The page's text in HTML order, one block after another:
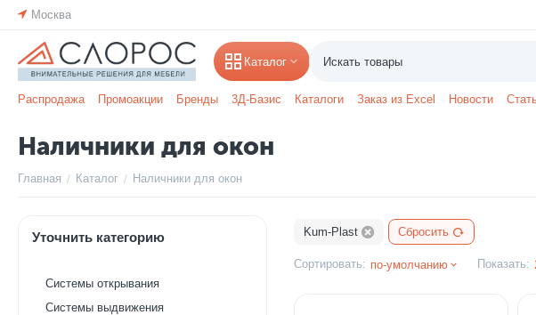
Москва
Каталог
Распродажа Промоакции Бренды 3Д-Базис Каталоги Заказ из Excel Новости
Наличники для окон
Главная / Каталог / Наличники для окон
Kum-Plast Сбросить
Сортировать: по-умолчанию Показать:
Уточнить категорию
Системы открывания
Системы выдвижения